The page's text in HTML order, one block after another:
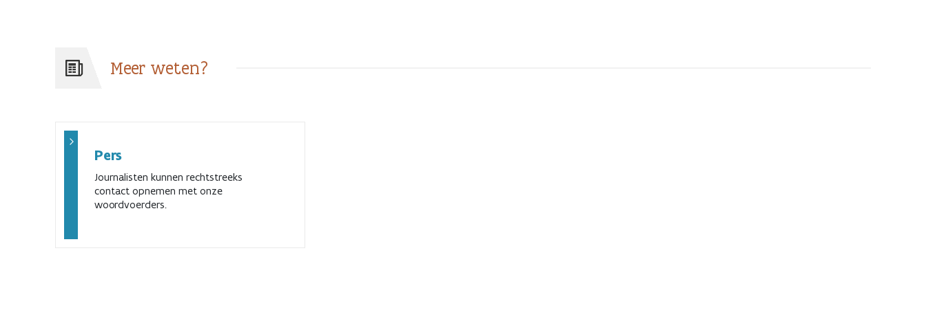
Meer weten?
Pers
Journalisten kunnen rechtstreeks
contact opnemen met onze
woordvoerders.